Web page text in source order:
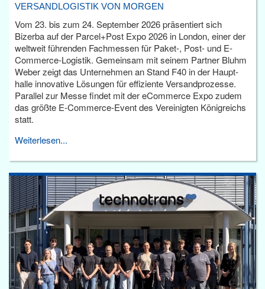
VERSANDLOGISTIK VON MORGEN
Vom 23. bis zum 24. September 2026 präsentiert sich
Bizerba auf der Parcel+Post Expo 2026 in London, einer der
weltweit führenden Fachmessen für Paket-, Post- und E-
Commerce-Logistik. Gemeinsam mit seinem Partner Bluhm
Weber zeigt das Unternehmen an Stand F40 in der Haupt­
halle innovative Lösungen für effiziente Versandprozesse.
Parallel zur Messe findet mit der eCommerce Expo zudem
das größte E-Commerce-Event des Vereinigten Königreichs
statt.
Weiterlesen...